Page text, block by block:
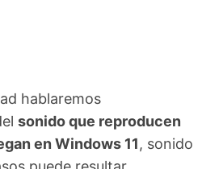
hablaremos
sonido que reproducen
en Windows 11, sonido